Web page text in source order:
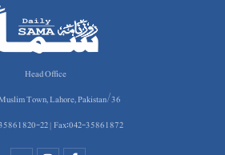
Head Office
36/A, New Muslim Town, Lahore, Pakistan
22 | Fax:042-35861872